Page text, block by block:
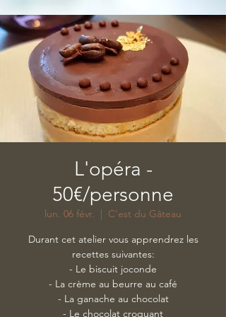
L'opéra -
50€/personne
lun. 06 févr.
  |
C'est du Gâteau
Durant cet atelier vous apprendrez les
recettes suivantes:
​- Le biscuit joconde
- La crème au beurre au café
- La ganache au chocolat
- Le chocolat croquant